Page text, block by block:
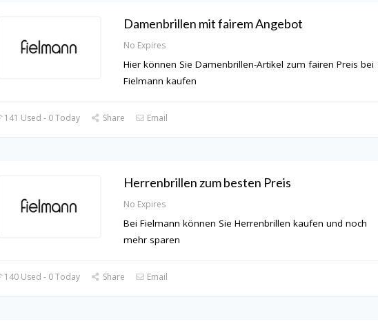
Damenbrillen mit fairem Angebot
No Expires
Hier können Sie Damenbrillen-Artikel zum fairen Preis bei
Fielmann kaufen
141 Used - 0 Today Share Email
Herrenbrillen zum besten Preis
No Expires
Bei Fielmann können Sie Herrenbrillen kaufen und noch
mehr sparen
140 Used - 0 Today Share Email